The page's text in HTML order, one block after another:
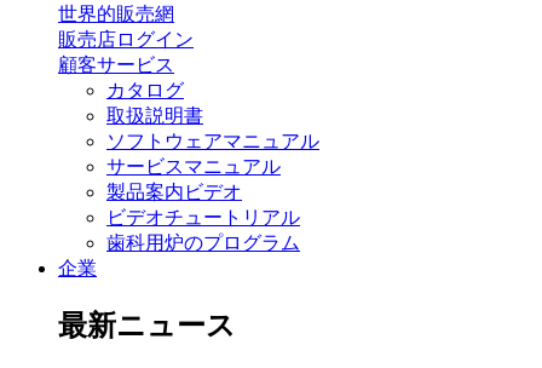
世界的販売網
販売店ログイン
顧客サービス
カタログ
取扱説明書
ソフトウェアマニュアル
サービスマニュアル
製品案内ビデオ
ビデオチュートリアル
歯科用炉のプログラム
企業
最新ニュース